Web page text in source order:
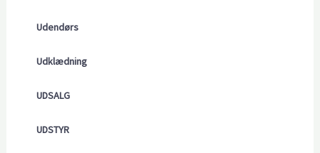
Udendørs
Udklædning
UDSALG
UDSTYR